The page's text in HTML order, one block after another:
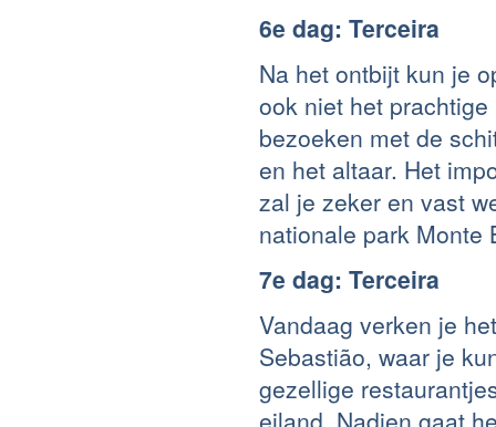
6e dag: Terceira
Na het ontbijt kun je
ook niet het
bezoeken met de
en het altaar. Het
zal je zeker en vast
nationale park Monte
7e dag: Terceira
Vandaag verken je
Sebastião, waar je
gezellige
eiland. Nadien gaat